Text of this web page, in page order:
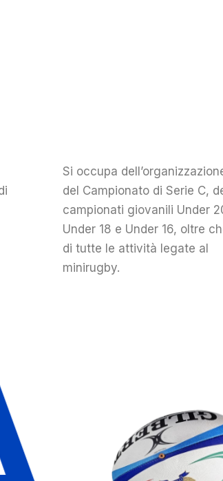
Si occupa
del Campionato di Serie C,
campionati giovanili Under
Under 18 e Under 16, oltre
di tutte le attività legate al
minirugby.